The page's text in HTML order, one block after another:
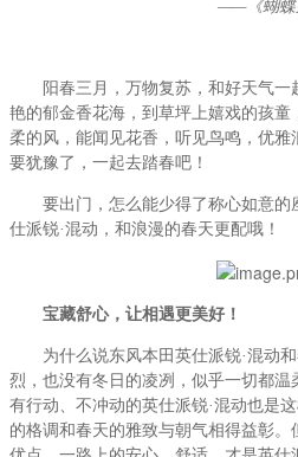
——《蝴蝶
阳春三月，万物复苏，和好天气
艳的郁金香花海，到草坪上嬉戏的孩童
柔的风，能闻见花香，听见鸟鸣，优雅
要犹豫了，一起去踏春吧！
要出门，怎么能少得了称心如意
仕派锐·混动，和浪漫的春天更配哦！
宝藏舒心，让相遇更美好！
为什么说东风本田英仕派锐·混动
烈，也没有冬日的凌冽，似乎一切都温
有行动、不冲动的英仕派锐·混动也是
的格调和春天的雅致与朝气相得益彰